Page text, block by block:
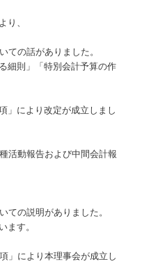
、
ての話がありました。
細則」「特別会計予算の作
」により改定が成立しまし
活動報告および中間会計報
ての説明がありました。
す。
により本理事会が成立し